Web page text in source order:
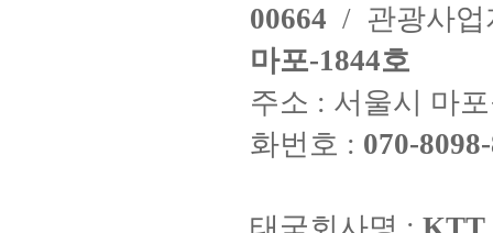
00664 / 관광사
마포-1844호
주소 : 서울시 마
화번호 : 070-